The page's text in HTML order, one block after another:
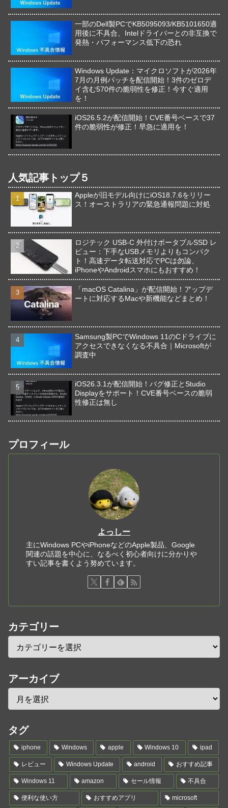
一部のDell製PCでKB5095093/KB5101650適
用後に不具合、Intelドライバーとの非互換で
発熱・パフォーマンス低下の恐れ
Windows Update：マイクロソフトが2026年
7月の月例パッチを配信開始！3件のゼロデ
イ含む570件の脆弱性を修正！今すぐ適用
を！
iOS26.5.2が配信開始！CVE番号ベースで37
件の脆弱性が修正！早急に適用を！
人気記事トップ５
Appleが旧モデル向けにiOS18.7.6をリリー
ス！オーストラリアの緊急通報問題に対処
ロジテック USB-C 外付けポータブルSSD レ
ビュー：下手なUSBメモリよりもコンパク
ト！高速データ転送対応でPCは勿論、
iPhoneやAndroidスマホにもおすすめ！
「macOS Catalina」が配信開始！アップデ
ートに対応するMacや新機能などまとめ！
Samsung製PCでWindows 11のCドライブに
アクセスできなくなる不具合｜Microsoftが
調査中
iOS26.3.1が配信開始！バグ修正とStudio
Displayをサポート！CVE番号ベースの脆弱
性修正は無し
プロフィール
よっしー
主にWindows PCやiPhoneなどのApple製品、Google
関連の話題を中心に、なるべく初心者向けに分かりや
すい記事を書くよう努めています。
カテゴリー
アーカイブ
タグ
iphone Windows apple Windows 10 ipad
レビュー Windows Update android おすすめ記事
Windows 11 amazon セール情報 不具合
便利な使い方 おすすめアプリ microsoft